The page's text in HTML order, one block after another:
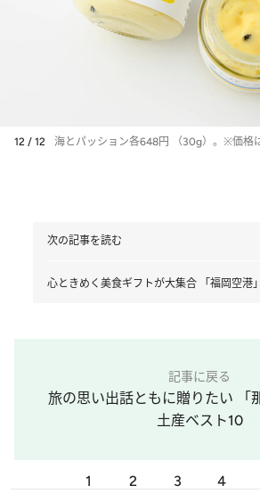
12 / 12 海とパッション各648円 （30g）。※価格
次の記事を読む
心ときめく美食ギフトが大集合 「福岡空港
記事に戻る
旅の思い出話ともに贈りたい 「
土産ベスト10
1 2 3 4